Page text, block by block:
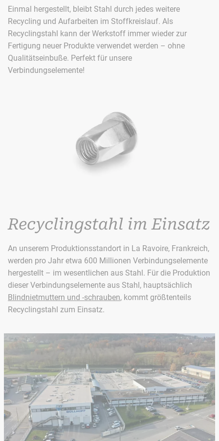
Einmal hergestellt, bleibt Stahl durch jedes weitere
Recycling und Aufarbeiten im Stoffkreislauf. Als
Recyclingstahl kann der Werkstoff immer wieder zur
Fertigung neuer Produkte verwendet werden – ohne
Qualitätseinbuße. Perfekt für unsere
Verbindungselemente!
Recyclingstahl im Einsatz
An unserem Produktionsstandort in La Ravoire, Frankreich,
werden pro Jahr etwa 600 Millionen Verbindungselemente
hergestellt – im wesentlichen aus Stahl. Für die Produktion
dieser Verbindungselemente aus Stahl, hauptsächlich
Blindnietmuttern und -schrauben, kommt größtenteils
Recyclingstahl zum Einsatz.